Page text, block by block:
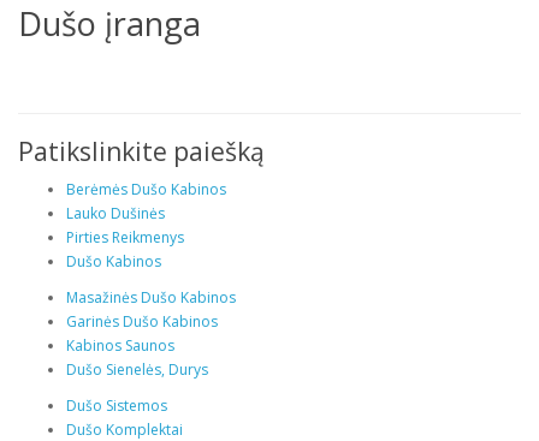
Dušo įranga
Patikslinkite paiešką
Berėmės Dušo Kabinos
Lauko Dušinės
Pirties Reikmenys
Dušo Kabinos
Masažinės Dušo Kabinos
Garinės Dušo Kabinos
Kabinos Saunos
Dušo Sienelės, Durys
Dušo Sistemos
Dušo Komplektai